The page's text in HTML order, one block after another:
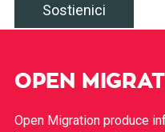
Sostienici
OPEN
Open Migration produce